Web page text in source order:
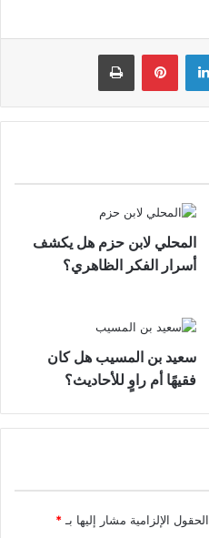
لينكدإن بينتيريست
المحلي لابن حزم هل يكشف
أسرار الفكر الظاهري؟
سعيد بن المسيب هل كان
فقيهًا أم راوٍ للأحاديث؟
الحقول الإلزامية مشار إليها بـ *